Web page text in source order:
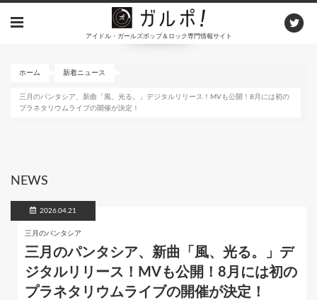
アイドル・ガールズポップ＆ロック専門情報サイト
ホーム 新着ニュース
三月のパンタシア、新曲「風、光る。」デジタルリリース！MVも公開！8月には初の
プラネタリウムライブの開催が決定！
NEWS
2026.04.21
三月のパンタシア
三月のパンタシア、新曲「風、光る。」デ
ジタルリリース！MVも公開！8月には初の
プラネタリウムライブの開催が決定！